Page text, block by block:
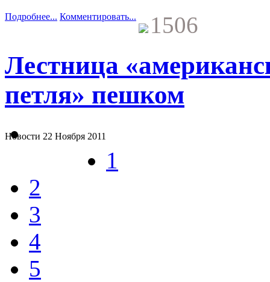
Подробнее... Комментировать... 1506
Лестница
петля» пешком
Новости 22 Ноября 2011
1
2
3
4
5